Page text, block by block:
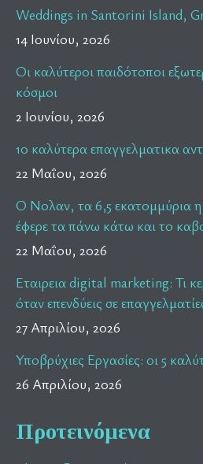
Weddings in Santorini Island,
14 Ιουνίου, 2026
Οι καλύτεροι παιδότοποι
κόσμοι
2 Ιουνίου, 2026
10 καλύτερα επαγγελματικα
22 Μαΐου, 2026
Ο Νολαν, τα 6,5 εκατομμύρια
έφερε τα πάνω κάτω και το
22 Μαΐου, 2026
Εταιρεια digital marketing: Τι
όταν επενδύεις σε
27 Απριλίου, 2026
Υποβρύχιες Εργασίες: οι 5
26 Απριλίου, 2026
Προτεινόμενα